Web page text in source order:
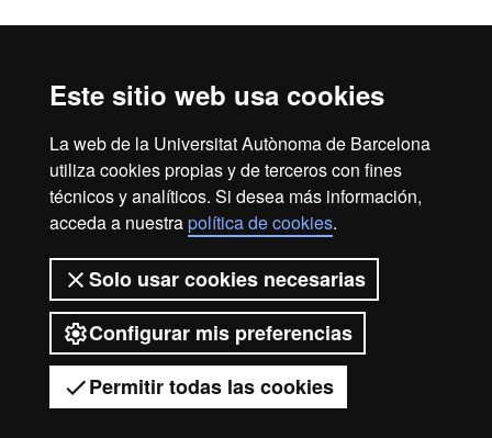
Este sitio web usa cookies
La web de la Universitat Autònoma de Barcelona
utiliza cookies propias y de terceros con fines
técnicos y analíticos. Si desea más información,
acceda a nuestrapolítica de cookies.
Solo usar cookies necesarias
Configurar mis preferencias
Permitir todas las cookies
Tienes dudas?
sugerencias, quejas y felicitaciones sobre el funcionamiento de la
Accesibilidad web
Mapa del web UAB
2026 Universitat Autònoma de
Barcelona